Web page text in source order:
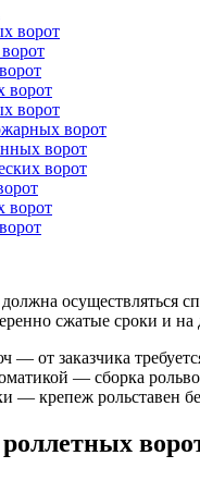
ворот
ворот
ворот
ворот
ворот
ворот
ворот
осуществляться
сжатые сроки и на
— от заказчика
— сборка
— крепеж рольставен